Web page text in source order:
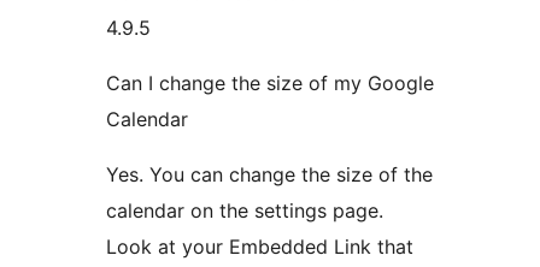
4.9.5
Can I change the size of my Google
Calendar
Yes. You can change the size of the
calendar on the settings page.
Look at your Embedded Link that